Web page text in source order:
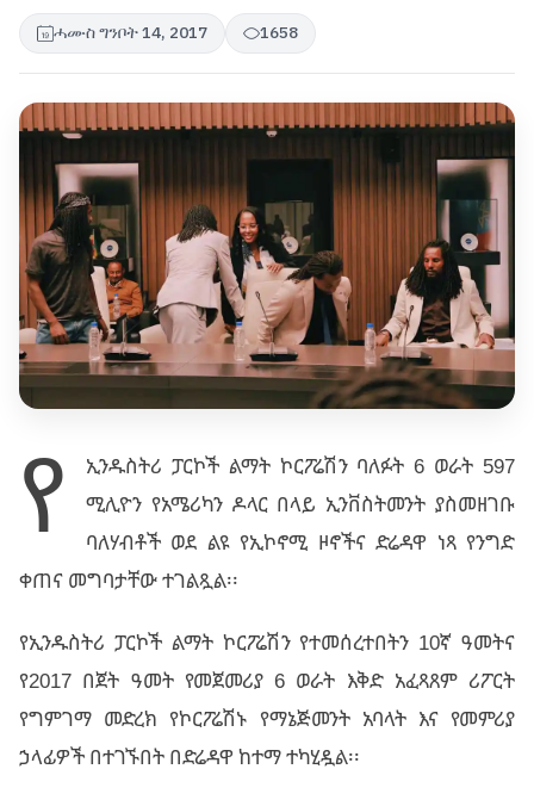
ሓሙስ ግንቦት 14, 2017 1658
የ
ኢንዱስትሪ ፓርኮች ልማት ኮርፖሬሽን ባለፉት 6 ወራት 597
ሚሊዮን የአሜሪካን ዶላር በላይ ኢንቨስትመንት ያስመዘገቡ
ባለሃብቶች ወደ ልዩ የኢኮኖሚ ዞኖችና ድሬዳዋ ነጻ የንግድ
ቀጠና መግባታቸው ተገልጿል፡፡
የኢንዱስትሪ ፓርኮች ልማት ኮርፖሬሽን የተመሰረተበትን 10ኛ ዓመትና
የ2017 በጀት ዓመት የመጀመሪያ 6 ወራት እቅድ አፈጻጸም ሪፖርት
የግምገማ መድረክ የኮርፖሬሽኑ የማኔጅመንት አባላት እና የመምሪያ
ኃላፊዎች በተገኙበት በድሬዳዋ ከተማ ተካሂዷል፡፡